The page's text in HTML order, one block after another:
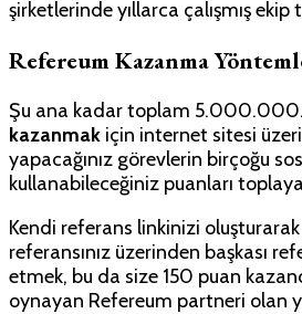
şirketlerinde yıllarca çalışmış
Refereum Kazanma
Şu ana kadar toplam
kazanmak için internet sitesi
yapacağınız görevlerin birçoğu
kullanabileceğiniz puanları
Kendi referans linkinizi
referansınız üzerinden başkası
etmek, bu da size 150 puan
oynayan Refereum partneri olan